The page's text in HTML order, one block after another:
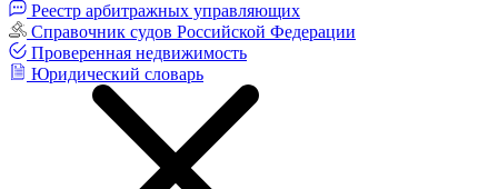
Реестр арбитражных управляющих
Справочник судов Российской Федерации
Проверенная недвижимость
Юридический словарь